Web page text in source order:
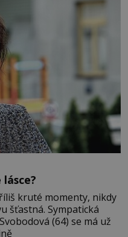
kruté momenty, nikdy
Sympatická
(64) se má už